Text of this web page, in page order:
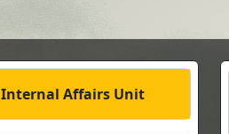
Internal Affairs Unit